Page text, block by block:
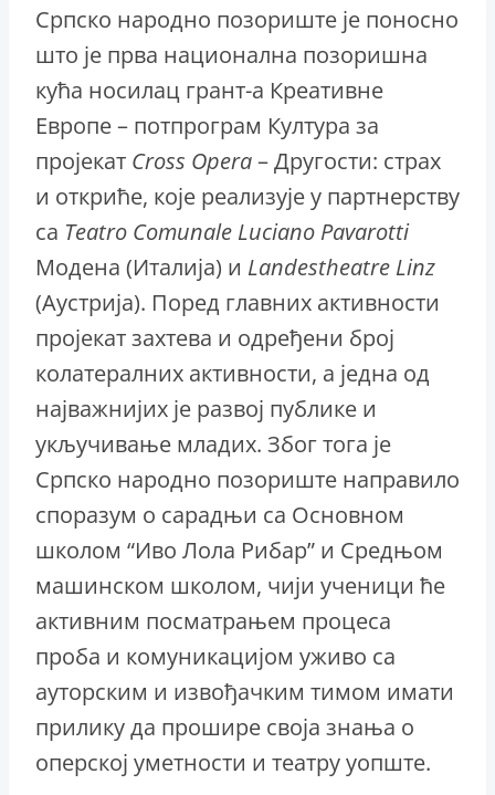
Српско народно позориште је поносно
што је прва национална позоришна
кућа носилац грант-а Креативне
Европе – потпрограм Култура за
пројекат Cross Opera– Другости: страх
и откриће, које реализује у партнерству
са Teatro Comunale Luciano Pavarotti
Модена (Италија) и Landestheatre Linz
(Аустрија). Поред главних активности
пројекат захтева и одређени број
колатералних активности, а једна од
најважнијих је развој публике и
укључивање младих. Због тога је
Српско народно позориште направило
споразум о сарадњи са Основном
школом “Иво Лола Рибар” и Средњом
машинском школом, чији ученици ће
активним посматрањем процеса
проба и комуникацијом уживо са
ауторским и извођачким тимом имати
прилику да прошире своја знања о
оперској уметности и театру уопште.